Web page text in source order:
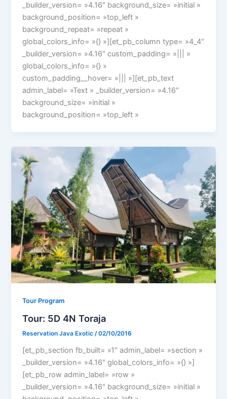
_builder_version= »4.16″ background_size= »initial »
background_position= »top_left »
background_repeat= »repeat »
global_colors_info= »{} »][et_pb_column type= »4_4″
_builder_version= »4.16″ custom_padding= »||| »
global_colors_info= »{} »
custom_padding__hover= »||| »][et_pb_text
admin_label= »Text » _builder_version= »4.16″
background_size= »initial »
background_position= »top_left »
Tour Program
Tour: 5D 4N Toraja
Reservation Java Exotic/02/10/2016
[et_pb_section fb_built= »1″ admin_label= »section »
_builder_version= »4.16″ global_colors_info= »{} »]
[et_pb_row admin_label= »row »
_builder_version= »4.16″ background_size= »initial »